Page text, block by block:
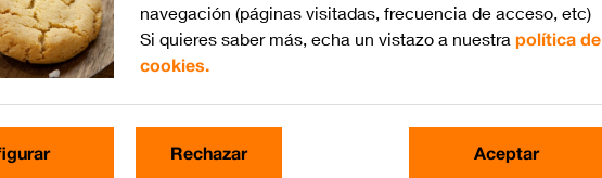
navegación (páginas visitadas, frecuencia de acceso, etc)
Si quieres saber más, echa un vistazo a nuestra política de
cookies.
Rechazar Aceptar